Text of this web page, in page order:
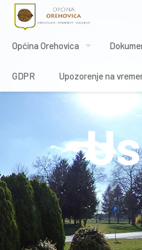
Općina Orehovica
GDPR Upozorenje na